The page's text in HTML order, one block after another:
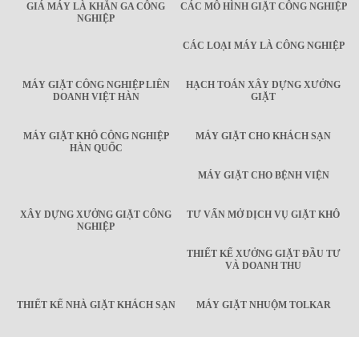
GIÁ MÁY LÀ KHĂN GA CÔNG
NGHIỆP
CÁC MÔ HÌNH GIẶT CÔNG NGHIỆP
CÁC LOẠI MÁY LÀ CÔNG NGHIỆP
MÁY GIẶT CÔNG NGHIỆP LIÊN
DOANH VIỆT HÀN
HẠCH TOÁN XÂY DỰNG XƯỞNG
GIẶT
MÁY GIẶT KHÔ CÔNG NGHIỆP
HÀN QUỐC
MÁY GIẶT CHO KHÁCH SẠN
MÁY GIẶT CHO BỆNH VIỆN
XÂY DỰNG XƯỞNG GIẶT CÔNG
NGHIỆP
TƯ VẤN MỞ DỊCH VỤ GIẶT KHÔ
THIẾT KẾ XƯỞNG GIẶT ĐẦU TƯ
VÀ DOANH THU
THIẾT KẾ NHÀ GIẶT KHÁCH SẠN MÁY GIẶT NHUỘM TOLKAR